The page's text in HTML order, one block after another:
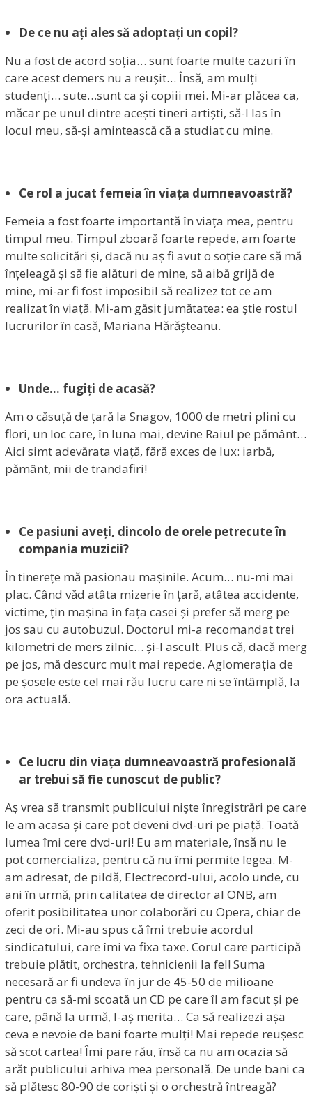
De ce nu ați ales să adoptați un copil?
Nu a fost de acord soția… sunt foarte multe cazuri în
care acest demers nu a reușit… Însă, am mulți
studenți… sute…sunt ca și copiii mei. Mi-ar plăcea ca,
măcar pe unul dintre acești tineri artiști, să-l las în
locul meu, să-și amintească că a studiat cu mine.
Ce rol a jucat femeia în viața dumneavoastră?
Femeia a fost foarte importantă în viața mea, pentru
timpul meu. Timpul zboară foarte repede, am foarte
multe solicitări și, dacă nu aș fi avut o soție care să mă
înțeleagă și să fie alături de mine, să aibă grijă de
mine, mi-ar fi fost imposibil să realizez tot ce am
realizat în viață. Mi-am găsit jumătatea: ea știe rostul
lucrurilor în casă, Mariana Hărășteanu.
Unde… fugiți de acasă?
Am o căsuță de țară la Snagov, 1000 de metri plini cu
flori, un loc care, în luna mai, devine Raiul pe pământ…
Aici simt adevărata viață, fără exces de lux: iarbă,
pământ, mii de trandafiri!
Ce pasiuni aveți, dincolo de orele petrecute în
compania muzicii?
În tinerețe mă pasionau mașinile. Acum… nu-mi mai
plac. Când văd atâta mizerie în țară, atâtea accidente,
victime, țin mașina în fața casei și prefer să merg pe
jos sau cu autobuzul. Doctorul mi-a recomandat trei
kilometri de mers zilnic… și-l ascult. Plus că, dacă merg
pe jos, mă descurc mult mai repede. Aglomerația de
pe șosele este cel mai rău lucru care ni se întâmplă, la
ora actuală.
Ce lucru din viața dumneavoastră profesională
ar trebui să fie cunoscut de public?
Aș vrea să transmit publicului niște înregistrări pe care
le am acasa și care pot deveni dvd-uri pe piață. Toată
lumea îmi cere dvd-uri! Eu am materiale, însă nu le
pot comercializa, pentru că nu îmi permite legea. M-
am adresat, de pildă, Electrecord-ului, acolo unde, cu
ani în urmă, prin calitatea de director al ONB, am
oferit posibilitatea unor colaborări cu Opera, chiar de
zeci de ori. Mi-au spus că îmi trebuie acordul
sindicatului, care îmi va fixa taxe. Corul care participă
trebuie plătit, orchestra, tehnicienii la fel! Suma
necesară ar fi undeva în jur de 45-50 de milioane
pentru ca să-mi scoată un CD pe care îl am facut și pe
care, până la urmă, l-aș merita… Ca să realizezi așa
ceva e nevoie de bani foarte mulți! Mai repede reușesc
să scot cartea! Îmi pare rău, însă ca nu am ocazia să
arăt publicului arhiva mea personală. De unde bani ca
să plătesc 80-90 de coriști și o orchestră întreagă?